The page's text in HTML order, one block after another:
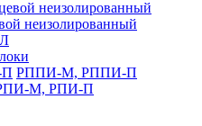
неизолированный
РППИ-М, РППИ-П
М, РПИ-П